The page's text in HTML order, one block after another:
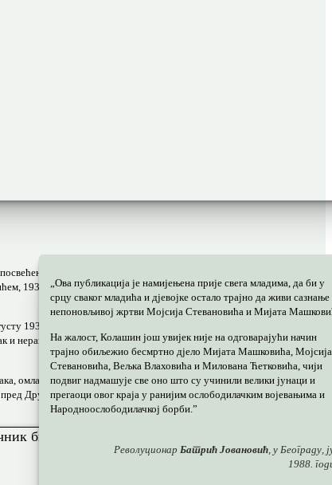
је двојици младих студената, комуниста, Мојсију
1937. године нашли у Шпанији, у строју од око 35.000 добровољаца
1937. херојски пао код вароши Кинто у боју са Франковим
нераздвојни друг, двадесетчетворогодишњи Мојсије Стевановић,
омладина из цијеле Црне Горе, предвођена комунистима, по древном
Други свјетски рат. Озлојеђену масу (најскромније процјене
„Ова публикација је намијењена прије свега младима, да би у
срцу сваког младића и дјевојке остало трајно да живи сазнање
непоновљивој жртви Мојсија Стевановића и Мијата
На жалост, Колашин још увијек није на одговарајући начин
трајно обиљежио бесмртно дјело Мијата Машковића, Мојсија
Стевановића, Вељка Влаховића и Милована Ћетковића, чији
подвиг надмашује све оно што су учинили велики јунаци и
прегаоци овог краја у ранијим ослободилачким војевањима и
Народноослободилачкој борби.”
РеволуционарБатрић Јовановић, у Београду,
1988.